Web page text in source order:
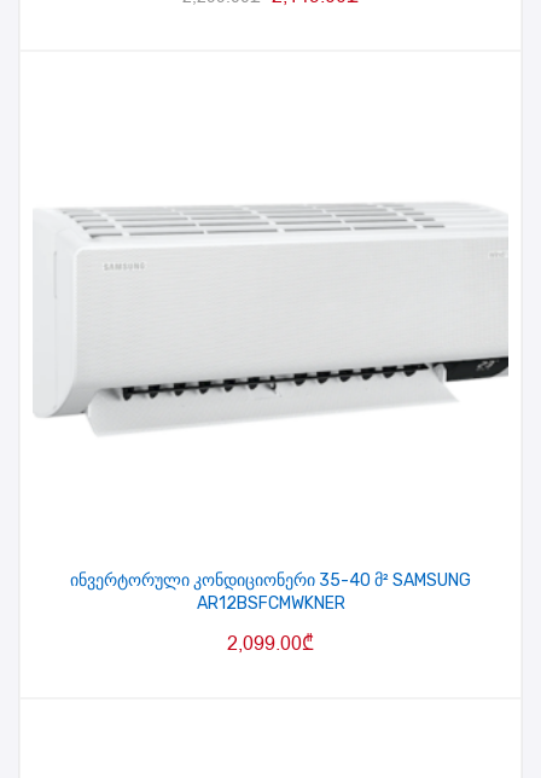
ინვერტორული კონდიციონერი 35-40 მ² SAMSUNG
AR12BSFCMWKNER
2,099.00₾